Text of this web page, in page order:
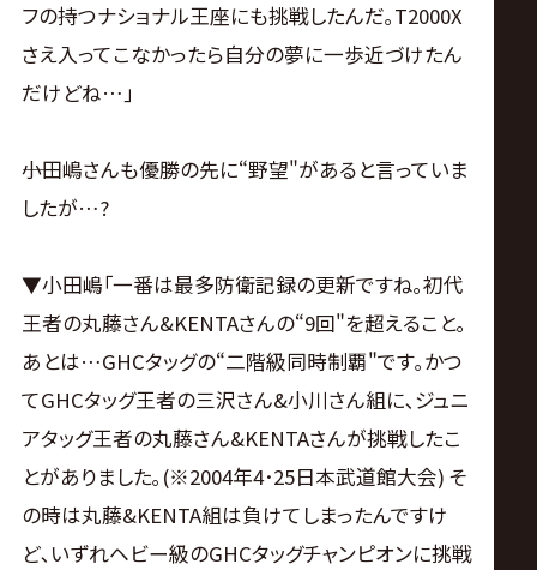
フの持つナショナル王座にも挑戦したんだ｡T2000X
さえ入ってこなかったら自分の夢に一歩近づけたん
だけどね…｣
――小田嶋さんも優勝の先に“野望"があると言っていま
したが…?
▼小田嶋｢一番は最多防衛記録の更新ですね｡初代
王者の丸藤さん&KENTAさんの“9回"を超えること｡
あとは…GHCタッグの“二階級同時制覇"です｡かつ
てGHCタッグ王者の三沢さん&小川さん組に､ジュニ
アタッグ王者の丸藤さん&KENTAさんが挑戦したこ
とがありました｡(※2004年4･25日本武道館大会) そ
の時は丸藤&KENTA組は負けてしまったんですけ
ど､いずれヘビー級のGHCタッグチャンピオンに挑戦